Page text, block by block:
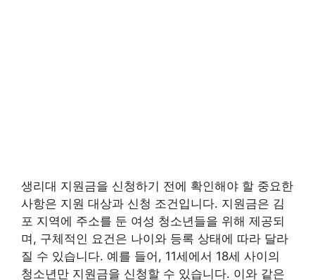
생리대 지원금을 신청하기 전에 확인해야 할 중요한
사항은 지원 대상과 신청 조건입니다. 지원금은 김
포 지역에 주소를 둔 여성 청소년들을 위해 제공되
며, 구체적인 요건은 나이와 등록 상태에 따라 달라
질 수 있습니다. 예를 들어, 11세에서 18세 사이의
청소년만 지원금을 신청할 수 있습니다. 이와 같은